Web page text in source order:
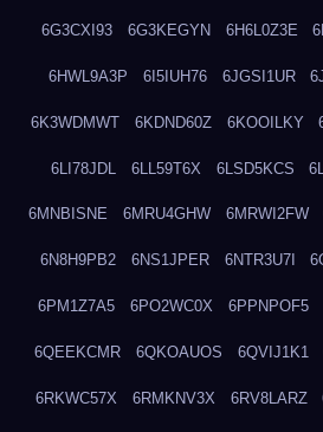
6G3CXI93 6G3KEGYN 6H6L0Z3E
6HWL9A3P 6I5IUH76 6JGSI1UR
6K3WDMWT 6KDND60Z 6KOOILKY
6LI78JDL 6LL59T6X 6LSD5KCS
6MNBISNE 6MRU4GHW 6MRWI2FW
6N8H9PB2 6NS1JPER 6NTR3U7I
6PM1Z7A5 6PO2WC0X 6PPNPOF5
6QEEKCMR 6QKOAUOS 6QVIJ1K1
6RKWC57X 6RMKNV3X 6RV8LARZ